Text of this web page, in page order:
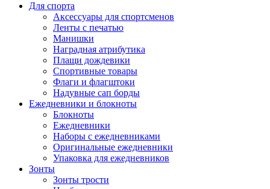
Для спорта
Аксессуары для спортсменов
Ленты с печатью
Манишки
Наградная атрибутика
Плащи дождевики
Спортивные товары
Флаги и флагштоки
Надувные сап борды
Ежедневники и блокноты
Блокноты
Ежедневники
Наборы с ежедневниками
Оригинальные ежедневники
Упаковка для ежедневников
Зонты
Зонты трости